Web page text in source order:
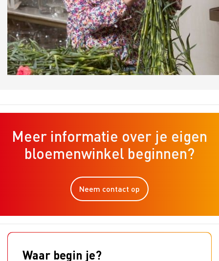
Meer informatie over je eigen
bloemenwinkel beginnen?
Neem contact op
Waar begin je?